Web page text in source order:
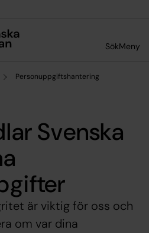
SökMeny
Personuppgiftshantering
Svenska
är viktig för oss och
om var dina